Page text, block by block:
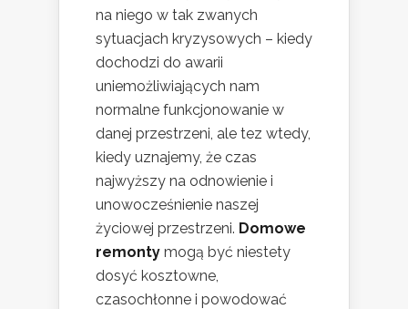
na niego w tak zwanych
sytuacjach kryzysowych – kiedy
dochodzi do awarii
uniemożliwiających nam
normalne funkcjonowanie w
danej przestrzeni, ale tez wtedy,
kiedy uznajemy, że czas
najwyższy na odnowienie i
unowocześnienie naszej
życiowej przestrzeni. Domowe
remonty mogą być niestety
dosyć kosztowne,
czasochłonne i powodować